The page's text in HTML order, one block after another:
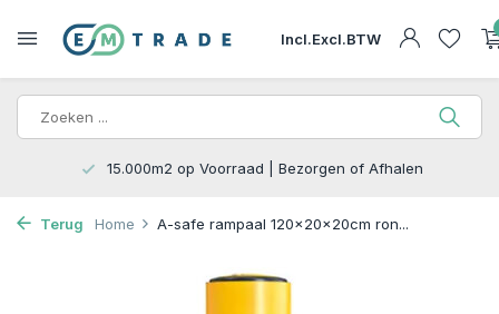
Incl.Excl.BTW
15.000m2 op Voorraad | Bezorgen of Afhalen
Terug Home A-safe rampaal 120x20x20cm ron...